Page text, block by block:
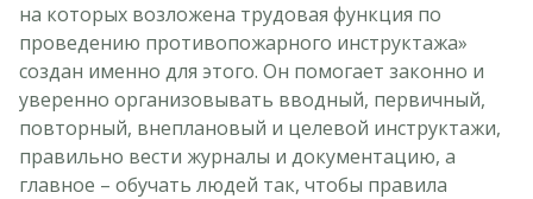
на которых возложена трудовая функция по
проведению противопожарного инструктажа»
создан именно для этого. Он помогает законно и
уверенно организовывать вводный, первичный,
повторный, внеплановый и целевой инструктажи,
правильно вести журналы и документацию, а
главное – обучать людей так, чтобы правила